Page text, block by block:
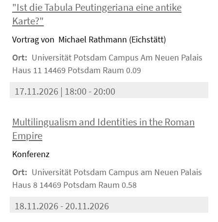
"Ist die Tabula Peutingeriana eine antike
Karte?"
Vortrag von Michael Rathmann (Eichstätt)
Ort: Universität Potsdam Campus Am Neuen Palais
Haus 11 14469 Potsdam Raum 0.09
17.11.2026 | 18:00 - 20:00
Multilingualism and Identities in the Roman
Empire
Konferenz
Ort: Universität Potsdam Campus am Neuen Palais
Haus 8 14469 Potsdam Raum 0.58
18.11.2026 - 20.11.2026